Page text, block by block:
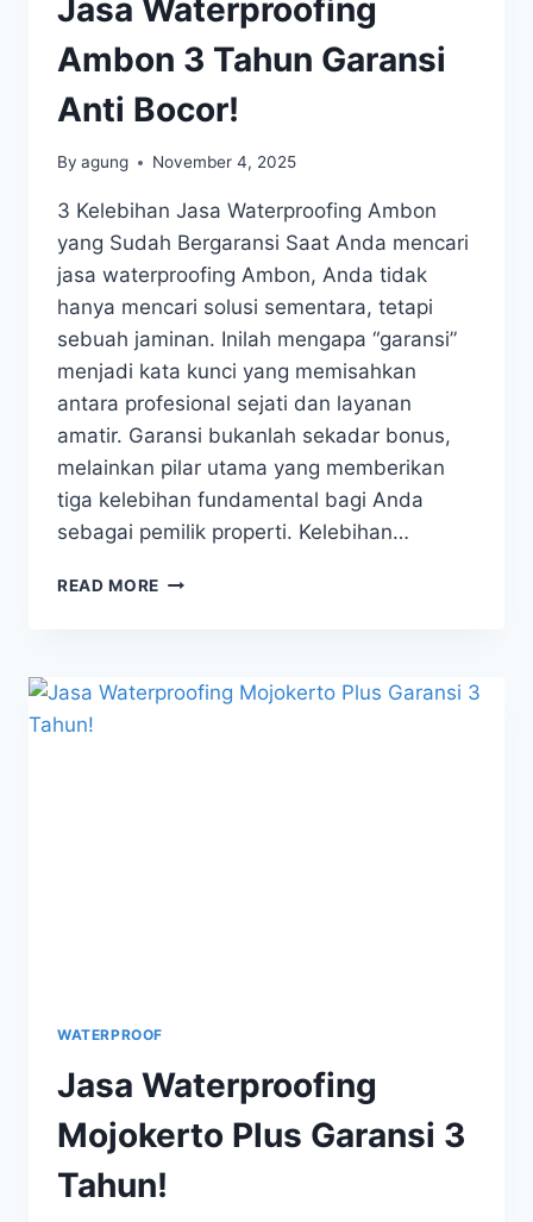
Jasa Waterproofing
Ambon 3 Tahun Garansi
Anti Bocor!
By agung November 4, 2025
3 Kelebihan Jasa Waterproofing Ambon
yang Sudah Bergaransi Saat Anda mencari
jasa waterproofing Ambon, Anda tidak
hanya mencari solusi sementara, tetapi
sebuah jaminan. Inilah mengapa “garansi”
menjadi kata kunci yang memisahkan
antara profesional sejati dan layanan
amatir. Garansi bukanlah sekadar bonus,
melainkan pilar utama yang memberikan
tiga kelebihan fundamental bagi Anda
sebagai pemilik properti. Kelebihan…
READ MORE
WATERPROOF
Jasa Waterproofing
Mojokerto Plus Garansi 3
Tahun!